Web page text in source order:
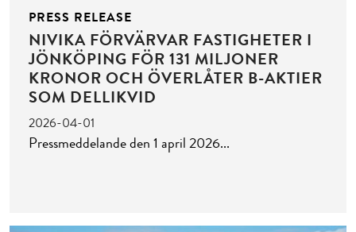
PRESS RELEASE
NIVIKA FÖRVÄRVAR FASTIGHETER I
JÖNKÖPING FÖR 131 MILJONER
KRONOR OCH ÖVERLÅTER B-AKTIER
SOM DELLIKVID
2026-04-01
Pressmeddelande den 1 april 2026